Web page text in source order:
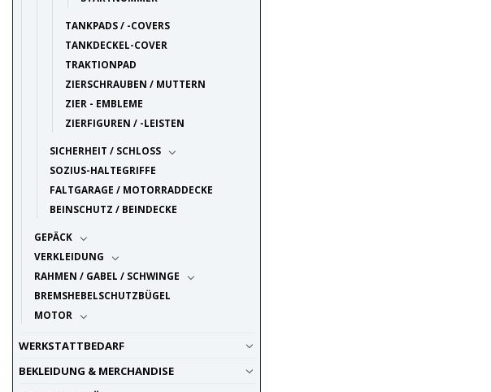
TANKPADS / -COVERS
TANKDECKEL-COVER
TRAKTIONPAD
ZIERSCHRAUBEN / MUTTERN
ZIER - EMBLEME
ZIERFIGUREN / -LEISTEN
SICHERHEIT / SCHLOSS
SOZIUS-HALTEGRIFFE
FALTGARAGE / MOTORRADDECKE
BEINSCHUTZ / BEINDECKE
GEPÄCK
VERKLEIDUNG
RAHMEN / GABEL / SCHWINGE
BREMSHEBELSCHUTZBÜGEL
MOTOR
WERKSTATTBEDARF
BEKLEIDUNG & MERCHANDISE